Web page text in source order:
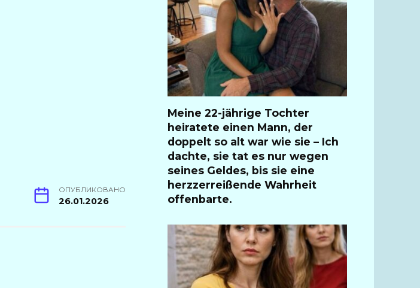
ОПУБЛИКОВАНО
26.01.2026
Meine 22-jährige Tochter
heiratete einen Mann, der
doppelt so alt war wie sie – Ich
dachte, sie tat es nur wegen
seines Geldes, bis sie eine
herzzerreißende Wahrheit
offenbarte.